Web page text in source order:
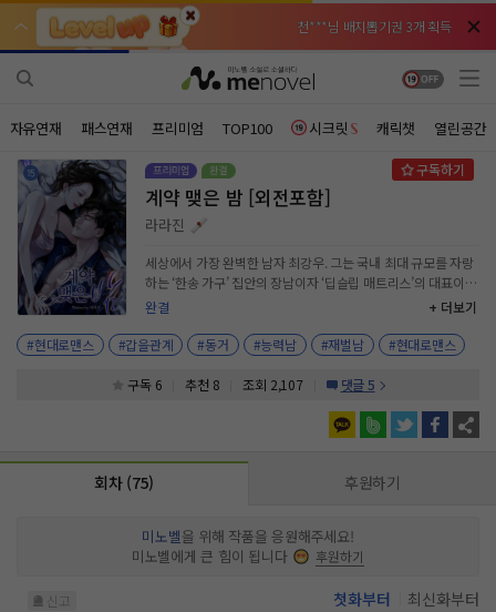
천***님 배지뽑기권 3개 획득
천***님 배지뽑기권 3개 획득
메**님 체험권 3일 획득
메**님 체험권 3일 획득
주**님 일반뽑기권 2개 획득
주**님 일반뽑기권 2개 획득
베**님 노벨패스
베**님 노벨패스
갈***님 후원10코인 획득
갈***님 후원10코인 획득
인*님 레어뽑기권 1개 획득
인*님 레어뽑기권 1개 획득
자유연재 패스연재 프리미엄 TOP100 시크릿 캐릭챗 열린공간
계약 맺은 밤 [외전포함]
라라진
완결
세상에서 가장 완벽한 남자 최강우. 그는 국내 최대 규모를 자랑
하는 ‘한송 가구’ 집안의 장남이자 ‘딥슬립 매트리스’의 대표이
다. 완벽한 그에게 아무도 모르는 비밀이 하나 있었으니. “숙면
그는 절대 혼자 자지 못했다. 홀로 잠드는 것은 강우에게 죽을 것
같은 공포였기에 그에게는 항상 ‘침실 메이트’가 필요했다. “내
옆에 앉았던 그 여자 누구였습니까?” 방콕행 비행기에서 이륙도
운 침실 메이트의 적임자라 확신하게 된다. “숙식 제공에 연봉 1
억. 서주이 씨가 맡을 업무는 간단합니다. 내가 잘 때 옆에 있어
주기만 하면 됩니다.” 돈이 가장 좋았고, 돈이 가장 무서웠던 주
이는 그 제안을 흔쾌히 받아들인다. 서로의 밤을 계약 맺은 강우
+ 더보기
#현대로맨스
#갑을관계 #동거 #능력남 #재벌남 #현대로맨스
구독 6 추천 8 조회 2,107 댓글 5
회차 (75) 후원하기
미노벨을 위해 작품을 응원해주세요!
미노벨에게 큰 힘이 됩니다
후원하기
신고 첫화부터 최신화부터